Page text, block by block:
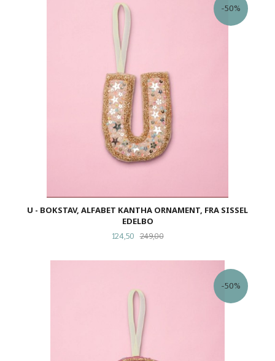
U - BOKSTAV, ALFABET KANTHA ORNAMENT, FRA SISSEL
EDELBO
Tilbud
124,50 249,00Rabatt
-50%
-50%